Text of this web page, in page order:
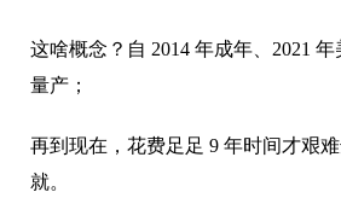
这啥概念？自 2014 年成年、2021
量产；
再到现在，花费足足 9 年时间才艰
就。